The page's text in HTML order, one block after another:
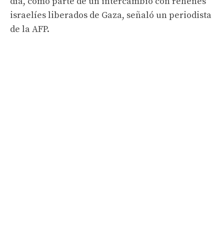
israelíes liberados de Gaza, señaló un periodista
de la AFP.